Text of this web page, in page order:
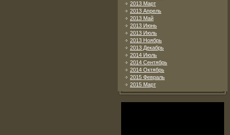
2013 Март
2013 Апрель
2013 Май
2013 Июнь
2013 Июль
2013 Ноябрь
2013 Декабрь
2014 Июль
2014 Сентябрь
2014 Октябрь
2015 Февраль
2015 Март